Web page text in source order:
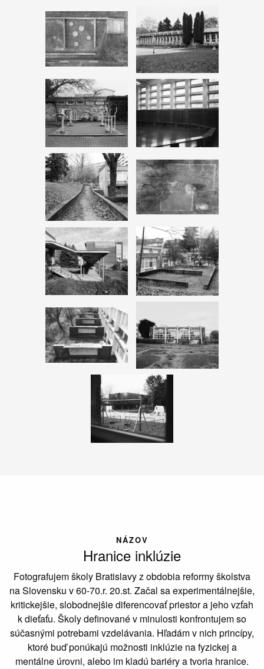
NÁZOV
Hranice inklúzie
Fotografujem školy Bratislavy z obdobia reformy školstva
na Slovensku v 60-70.r. 20.st. Začal sa experimentálnejšie,
kritickejšie, slobodnejšie diferencovať priestor a jeho vzťah
k dieťaťu. Školy definované v minulosti konfrontujem so
súčasnými potrebami vzdelávania. Hľadám v nich princípy,
ktoré buď ponúkajú možnosti inklúzie na fyzickej a
mentálne úrovni, alebo im kladú bariéry a tvoria hranice.